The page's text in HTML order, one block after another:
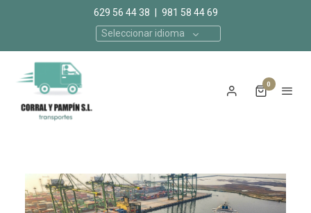
629 56 44 38
981 58 44 69
Seleccionar idioma
0